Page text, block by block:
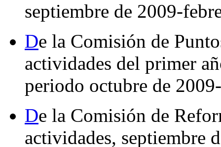
septiembre de 2009-
De la Comisión de
actividades del primer
periodo octubre de
De la Comisión de
actividades, septiembre